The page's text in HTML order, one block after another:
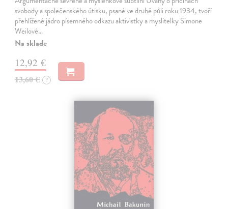
svobody a společenského útisku, psané ve druhé půli roku 1934, tvoří
přehlížené jádro písemného odkazu aktivistky a myslitelky Simone
Weilové…
Na sklade
12,92 €
13,60 € ?